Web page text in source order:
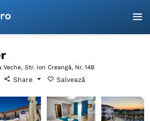
Veche, Str. Ion Creangă, Nr. 14B
Share Salvează